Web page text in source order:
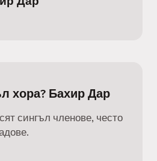
хора? Бахир Дар
сингъл членове, често